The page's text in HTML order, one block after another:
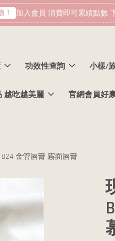
加入會員 消費即可累績點數 下
功效性查詢 小樣/
越吃越美麗 官網會員好
金管唇膏 霧面唇膏